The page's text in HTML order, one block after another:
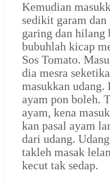
Kemudian
sedikit garam
garing dan hilang
bubuhlah kicap
Sos Tomato.
dia mesra
masukkan udang.
ayam pon boleh.
ayam, kena
kan pasal ayam
dari udang.
takleh masak
kecut tak sedap.